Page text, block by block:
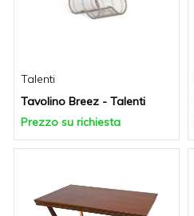
Talenti
Tavolino Breez - Talenti
Prezzo su richiesta